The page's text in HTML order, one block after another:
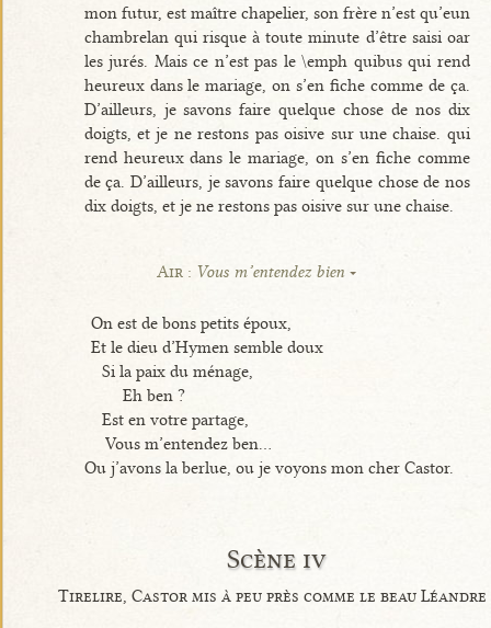
mon futur, est maître chapelier, son frère n’est qu’eun
chambrelan qui risque à toute minute d’être saisi oar
les jurés. Mais ce n’est pas le \emph quibus qui rend
heureux dans le mariage, on s’en fiche comme de ça.
D’ailleurs, je savons faire quelque chose de nos dix
doigts, et je ne restons pas oisive sur une chaise. qui
rend heureux dans le mariage, on s’en fiche comme
de ça. D’ailleurs, je savons faire quelque chose de nos
dix doigts, et je ne restons pas oisive sur une chaise.
Air : Vous m’entendez bien
On est de bons petits époux,
Et le dieu d’Hymen semble doux
Si la paix du ménage,
Eh ben ?
Est en votre partage,
Vous m’entendez ben...
Ou j’avons la berlue, ou je voyons mon cher Castor.
Scène iv
Tirelire, Castor mis à peu près comme le beau Léandre